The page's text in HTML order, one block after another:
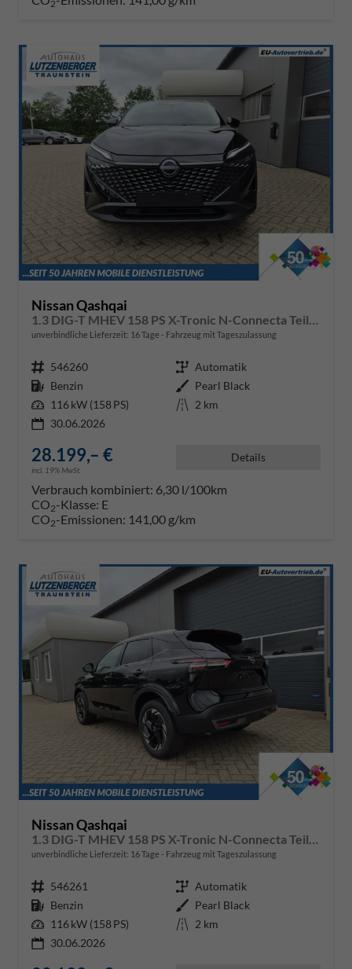
2
Nissan Qashqai
unverbindliche Lieferzeit: 16 Tage Fahrzeug mit Tageszulassung
Fahrzeugnr. 546260 Getriebe Automatik
Kraftstoff Benzin Außenfarbe Pearl Black
Leistung 116 kW (158 PS) Kilometerstand 2 km
30.06.2026
28.199,– €
incl. 19% MwSt.
Details
Verbrauch kombiniert: 6,30 l/100km
CO2-Klasse: E
CO2-Emissionen: 141,00 g/km
Nissan Qashqai
unverbindliche Lieferzeit: 16 Tage Fahrzeug mit Tageszulassung
Fahrzeugnr. 546261 Getriebe Automatik
Kraftstoff Benzin Außenfarbe Pearl Black
Leistung 116 kW (158 PS) Kilometerstand 2 km
30.06.2026